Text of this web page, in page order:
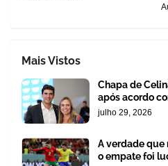
Mais Vistos
Chapa de
após acordo
julho 29, 2026
A verdade que
o empate foi